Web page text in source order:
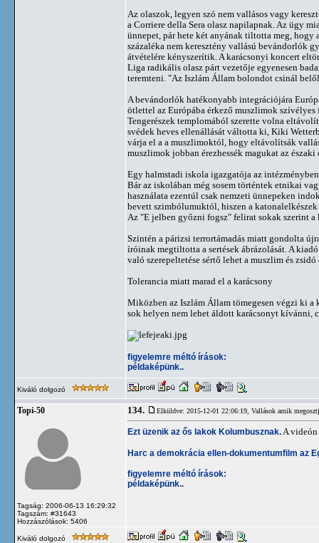
Az olaszok, legyen szó nem vallásos vagy
a Corriere della Sera olasz napilapnak. Az ügy
ünnepet, pár hete két anyának tiltotta meg, hogy
százaléka nem keresztény vallású bevándorlók
átvételére kényszerítik. A karácsonyi koncert
Liga radikális olasz párt vezetője egyenesen
teremteni. "Az Iszlám Állam bolondot csinál
A bevándorlók hatékonyabb integrációjára
ötlettel az Európába érkező muszlimok
Tengerészek templomából szerette volna
svédek heves ellenállását váltotta ki, Kiki
várja el a a muszlimoktól, hogy eltávolítsák
muszlimok jobban érezhessék magukat az északi
Egy halmstadi iskola igazgatója az
Bár az iskolában még sosem történtek etnikai
használata ezentúl csak nemzeti ünnepeken
bevett szimbólumuktól, hiszen a
Az "E jelben győzni fogsz" felirat sokak szerint
Szintén a párizsi terrortámadás miatt gondolta
íróinak megtiltotta a sertések ábrázolását. A
való szerepeltetése sértő lehet a muszlim és zsidó
Tolerancia miatt marad el a karácsony
Miközben az Iszlám Állam tömegesen végzi ki a
sok helyen nem lehet áldott karácsonyt kívánni,
figyelemre méltó írások:
példaképünk..
Kiváló dolgozó
Topi-50
Tagság: 2006-06-13 16:29:32
Tagszám: #31643
Hozzászólások: 5406
134. Elküldve: 2015-12-01 22:06:19, Vallások amik
Ezt üzenik az ős lakok Kolumbusznak. A
Harc a demokrácia ellen-dokumentumfilm az
figyelemre méltó írások:
példaképünk..
Kiváló dolgozó